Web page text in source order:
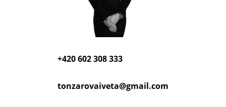
+420 602 308 333
tonzarovaiveta@gmail.com